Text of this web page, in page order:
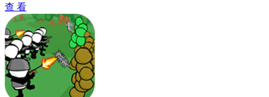
查 看